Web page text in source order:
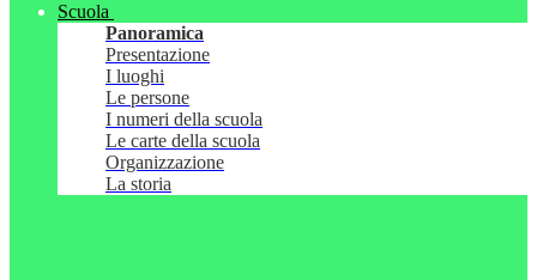
Scuola
Panoramica
Presentazione
I luoghi
Le persone
I numeri della scuola
Le carte della scuola
Organizzazione
La storia